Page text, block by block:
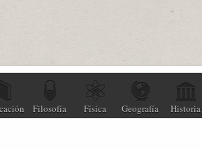
Filosofía Física Geografía Historia